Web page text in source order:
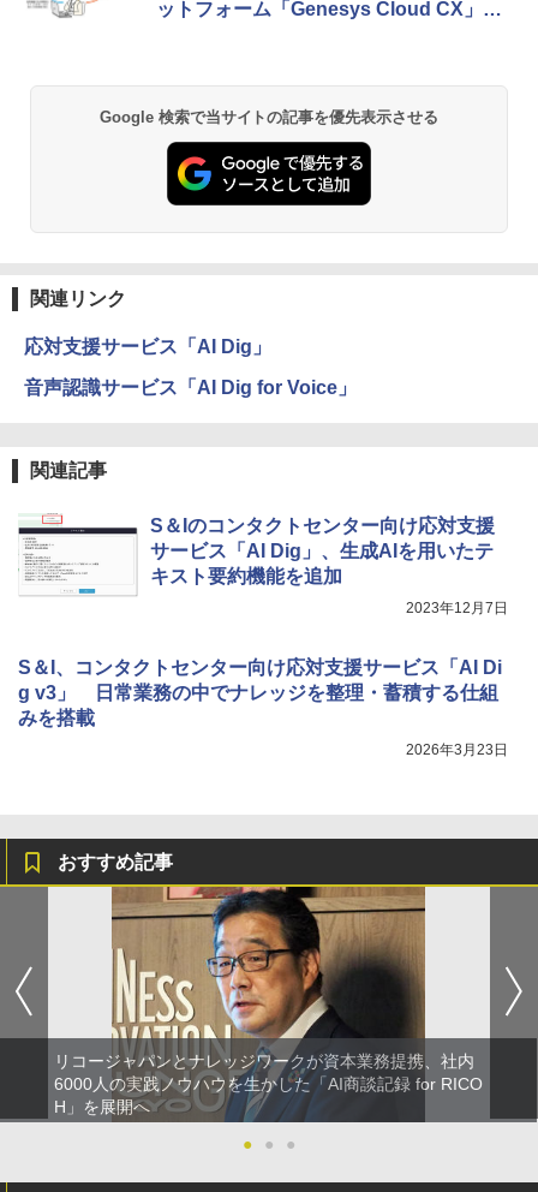
ットフォーム「Genesys Cloud CX」を
Google 検索で当サイトの記事を優先表示させる
関連リンク
応対支援サービス「AI Dig」
音声認識サービス「AI Dig for Voice」
関連記事
S＆Iのコンタクトセンター向け応対支援
サービス「AI Dig」、生成AIを用いたテ
キスト要約機能を追加
2023年12月7日
S＆I、コンタクトセンター向け応対支援サービス「AI Di
g v3」 日常業務の中でナレッジを整理・蓄積する仕組
みを搭載
2026年3月23日
おすすめ記事
リコージャパンとナレッジワークが資本業務提携、社内
6000人の実践ノウハウを生かした「AI商談記録 for RICO
H」を展開へ
●
● ●